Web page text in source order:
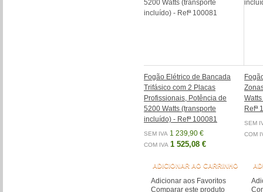
Fogão Elétrico de Bancada
Trifásico com 2 Placas
Profissionais, Potência de
5200 Watts (transporte
incluído) - Refª 100081
SEM IVA 1 239,90 €
COM IVA 1 525,08 €
ADICIONAR AO CARRINHO
Adicionar aos Favoritos
Comparar este produto
Refª
SEM
COM